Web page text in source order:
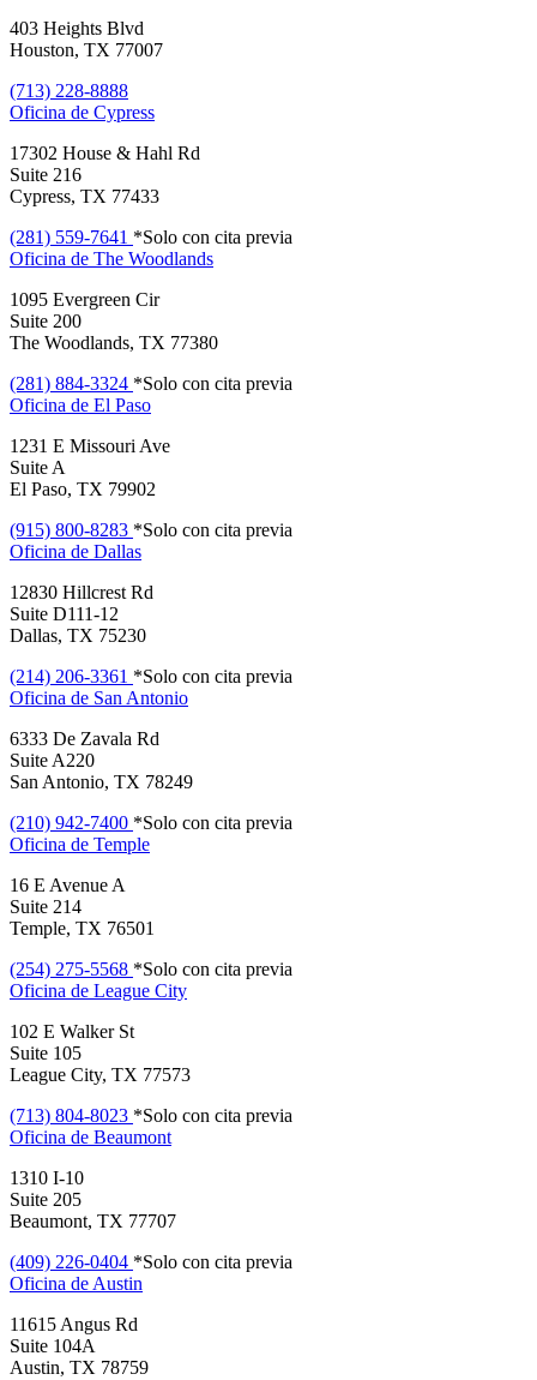
403 Heights Blvd
Houston, TX 77007
(713) 228-8888
Oficina de Cypress
17302 House & Hahl Rd
Suite 216
Cypress, TX 77433
(281) 559-7641 *Solo con cita previa
Oficina de The Woodlands
1095 Evergreen Cir
Suite 200
The Woodlands, TX 77380
(281) 884-3324 *Solo con cita previa
Oficina de El Paso
1231 E Missouri Ave
Suite A
El Paso, TX 79902
(915) 800-8283 *Solo con cita previa
Oficina de Dallas
12830 Hillcrest Rd
Suite D111-12
Dallas, TX 75230
(214) 206-3361 *Solo con cita previa
Oficina de San Antonio
6333 De Zavala Rd
Suite A220
San Antonio, TX 78249
(210) 942-7400 *Solo con cita previa
Oficina de Temple
16 E Avenue A
Suite 214
Temple, TX 76501
(254) 275-5568 *Solo con cita previa
Oficina de League City
102 E Walker St
Suite 105
League City, TX 77573
(713) 804-8023 *Solo con cita previa
Oficina de Beaumont
1310 I-10
Suite 205
Beaumont, TX 77707
(409) 226-0404 *Solo con cita previa
Oficina deAustin
11615 Angus Rd
Suite 104A
Austin, TX 78759